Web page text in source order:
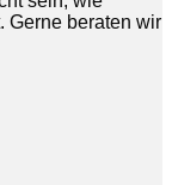
Gerne beraten wir